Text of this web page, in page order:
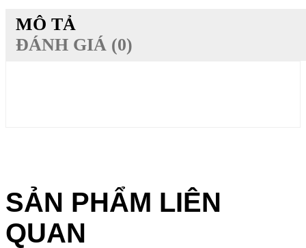
MÔ TẢ
ĐÁNH GIÁ (0)
SẢN PHẨM LIÊN
QUAN